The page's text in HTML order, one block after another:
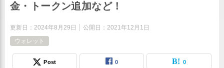
金・トークン追加など！
更新日： 2024年8月29日 公開日： 2021年12月1日
ウォレット
Post 0 0